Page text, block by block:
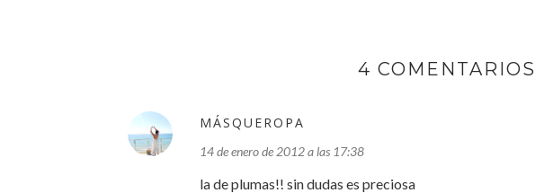
4 COMENTARIOS
MÁSQUEROPA
14 de enero de 2012 a las 17:38
la de plumas!! sin dudas es preciosa